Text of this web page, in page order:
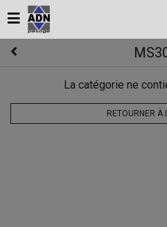
La catégorie ne
RETOURNER À